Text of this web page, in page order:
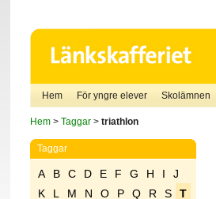
Hem För yngre elever Skolämnen
Hem> Taggar> triathlon
Taggar
A B C D E F G H I
J
K
L M N O P Q R S
T